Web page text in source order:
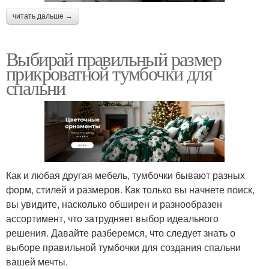
читать дальше →
Выбирай правильный размер
прикроватной тумбочки для
спальни
Как и любая другая мебель, тумбочки бывают разных
форм, стилей и размеров. Как только вы начнете поиск,
вы увидите, насколько обширен и разнообразен
ассортимент, что затрудняет выбор идеального
решения. Давайте разберемся, что следует знать о
выборе правильной тумбочки для создания спальни
вашей мечты.